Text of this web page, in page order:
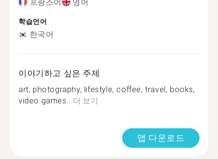
프랑스어 영어
학습언어
한국어
이야기하고 싶은 주제
art, photography, lifestyle, coffee, travel, books,
video games...더 보기
앱 다운로드